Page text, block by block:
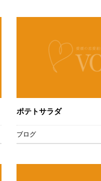
ポテトサラダ
ブログ